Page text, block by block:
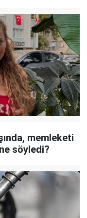
memleketi
söyledi?